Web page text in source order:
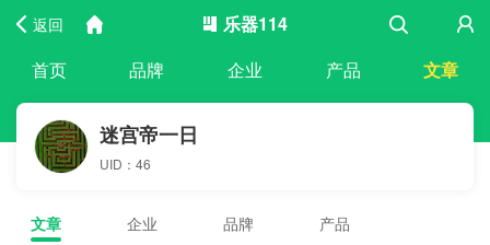
返回
乐器114
首页
品牌 企业 产品 文章
迷宫帝一日
UID：46
文章 企业 品牌 产品